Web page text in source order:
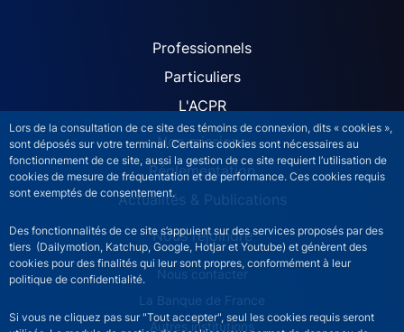
Lors de la consultation de ce site des témoins de connexion, dits « cookies »,
sont déposés sur votre terminal. Certains cookies sont nécessaires au
fonctionnement de ce site, aussi la gestion de ce site requiert l’utilisation de
cookies de mesure de fréquentation et de performance. Ces cookies requis
sont exemptés de consentement.
Des fonctionnalités de ce site s’appuient sur des services proposés par des
tiers (Dailymotion, Katchup, Google, Hotjar et Youtube) et génèrent des
cookies pour des finalités qui leur sont propres, conformément à leur
politique de confidentialité.
Si vous ne cliquez pas sur "Tout accepter", seul les cookies requis seront
ACPR site navigation
Professionnels
Particuliers
L'ACPR
Nos missions
Réglementation
Actualités & Publications
Nous rejoindre
ACPR footer secondary menu (French)
Nous contacter
La Banque de France
Autres institutions